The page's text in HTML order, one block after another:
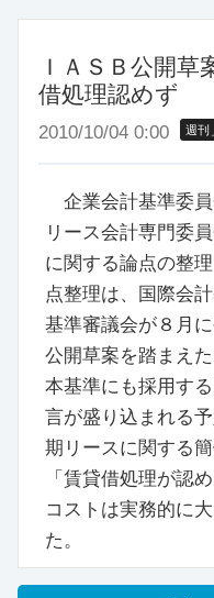
ＩＡＳＢ公開
借処理認めず
2010/10/04 0:00 週刊
企業会計基準委員
リース会計専門委
に関する論点の整
点整理は、国際会
基準審議会が８月
公開草案を踏まえ
本基準にも採用す
言が盛り込まれる
期リースに関する
「賃貸借処理が認
コストは実務的に
た。